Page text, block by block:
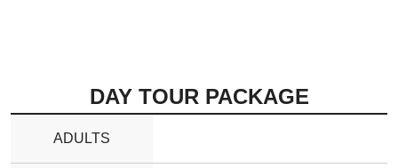
DAY TOUR PACKAGE
ADULTS